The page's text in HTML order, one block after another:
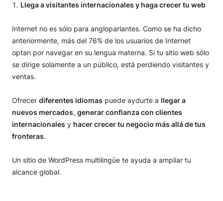
Llega a visitantes internacionales y haga crecer tu web
Internet no es sólo para angloparlantes. Como se ha dicho
anteriormente, más del 76% de los usuarios de Internet
optan por navegar en su lengua materna. Si tu sitio web sólo
se dirige solamente a un público, está perdiendo visitantes y
ventas.
Ofrecer diferentes idiomas puede aydurte a llegar a
nuevos mercados, generar confianza con clientes
internacionales y hacer crecer tu negocio más allá de tus
fronteras.
Un sitio de WordPress multilingüe te ayuda a ampliar tu
alcance global.